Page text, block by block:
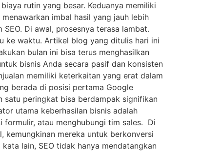
rutin yang besar. Keduanya memiliki
imbal hasil yang jauh lebih
Di awal, prosesnya terasa lambat.
ke waktu. Artikel blog yang ditulis hari ini
bulan ini bisa terus menghasilkan
bisnis Anda secara pasif dan konsisten
memiliki keterkaitan yang erat dalam
berada di posisi pertama Google
peringkat bisa berdampak signifikan
utama keberhasilan bisnis adalah
formulir, atau menghubungi tim sales. Di
kemungkinan mereka untuk berkonversi
lain, SEO tidak hanya mendatangkan